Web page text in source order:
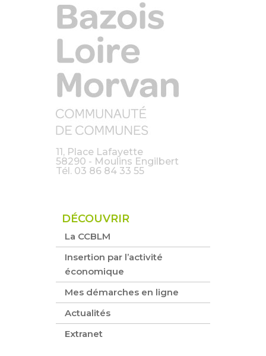
11, Place Lafayette
58290 - Moulins Engilbert
Tél. 03 86 84 33 55
DÉCOUVRIR
La CCBLM
Insertion par l’activité
économique
Mes démarches en ligne
Actualités
Extranet